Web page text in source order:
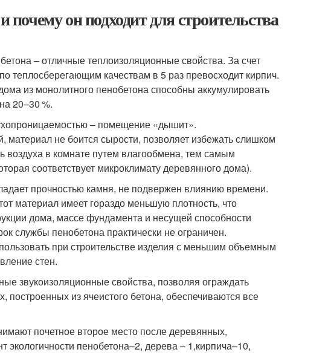
он подходит для строительства
– отличные теплоизоляционные свойства. За счет
теплосберегающим качествам в 5 раз превосходит кирпич.
из монолитного пенобетона способны аккумулировать
20–30 %.
– помещение «дышит».
не боится сырости, позволяет избежать слишком
воздуха в комнате путем влагообмена, тем самым
соответствует микроклимату деревянного дома).
прочностью камня, не подвержен влиянию времени.
материал имеет гораздо меньшую плотность, что
дома, массе фундамента и несущей способности
службы пенобетона практически не ограничен.
при строительстве изделия с меньшим объемным
стен.
звукоизоляционные свойства, позволяя ограждать
из ячеистого бетона, обеспечиваются все
почетное второе место после деревянных,
пенобетона–2, дерева – 1,кирпича–10,